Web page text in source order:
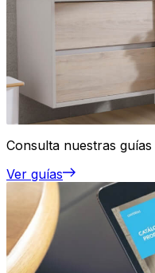
Consulta nuestras
Ver guías